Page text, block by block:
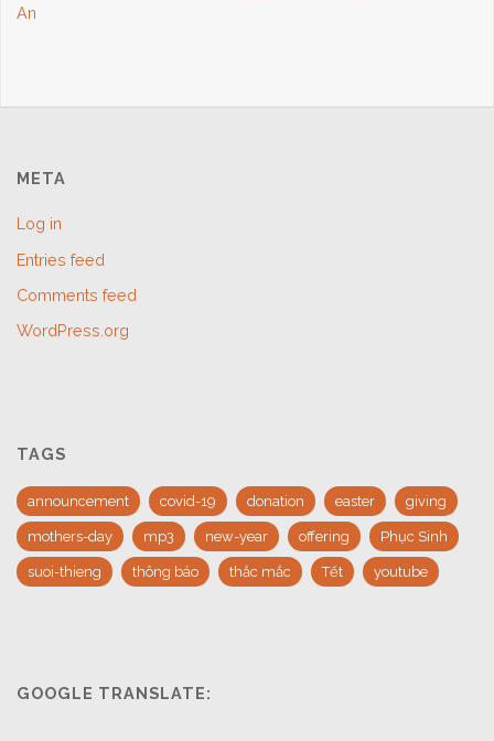
An
META
Log in
Entries feed
Comments feed
WordPress.org
TAGS
announcement covid-19 donation easter giving
mothers-day mp3 new-year offering Phục Sinh
suoi-thieng thông báo thắc mắc Tết youtube
GOOGLE TRANSLATE: